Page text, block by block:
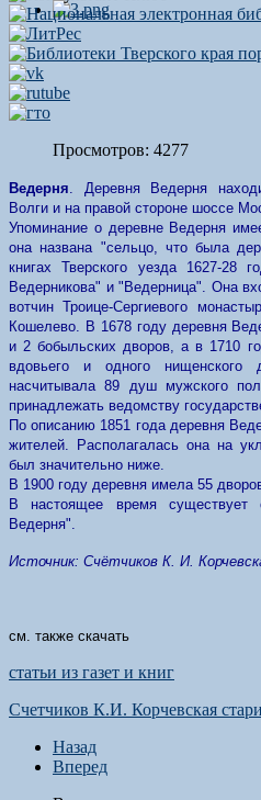
Просмотров: 4277
Ведерня. Деревня Ведерня
Волги и на правой стороне шоссе
Упоминание о деревне Ведерня
она названа "сельцо, что была
книгах Тверского уезда 1627-28
Ведерникова" и "Ведерница". Она
вотчин Троице-Сергиевого
Кошелево. В 1678 году деревня
и 2 бобыльских дворов, а в 1710
вдовьего и одного
насчитывала 89 душ мужского
принадлежать ведомству
По описанию 1851 года деревня
жителей. Располагалась она на
был значительно ниже.
В 1900 году деревня имела 55
В настоящее время существует
Ведерня".
Источник: Счётчиков К. И.
см. также скачать
статьи из газет и книг
Счетчиков К.И. Корчевская
Назад
Вперед